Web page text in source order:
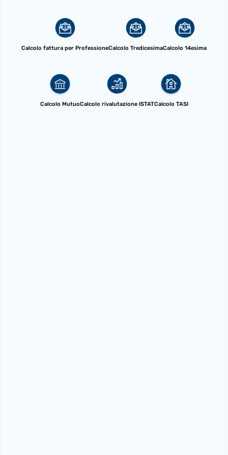
Calcolo fattura per ProfessioneCalcolo TredicesimaCalcolo 14esima
Calcolo MutuoCalcolo rivalutazione ISTATCalcolo TASI